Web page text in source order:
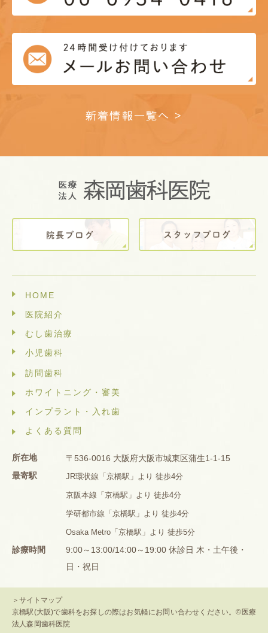
新着情報一覧へ >
HOME
医院紹介
むし歯治療
小児歯科
訪問歯科
ホワイトニング・審美
インプラント・入れ歯
よくある質問
所在地
〒536-0016 大阪府大阪市城東区蒲生1-1-15
最寄駅
JR環状線「京橋駅」より 徒歩4分
京阪本線「京橋駅」より 徒歩4分
学研都市線「京橋駅」より 徒歩4分
Osaka Metro「京橋駅」より 徒歩5分
診療時間
9:00～13:00/14:00～19:00 休診日 木・土午後・
日・祝日
＞サイトマップ
京橋駅(大阪)で歯科をお探しの際はお気軽にお問い合わせください。©医療
法人森岡歯科医院